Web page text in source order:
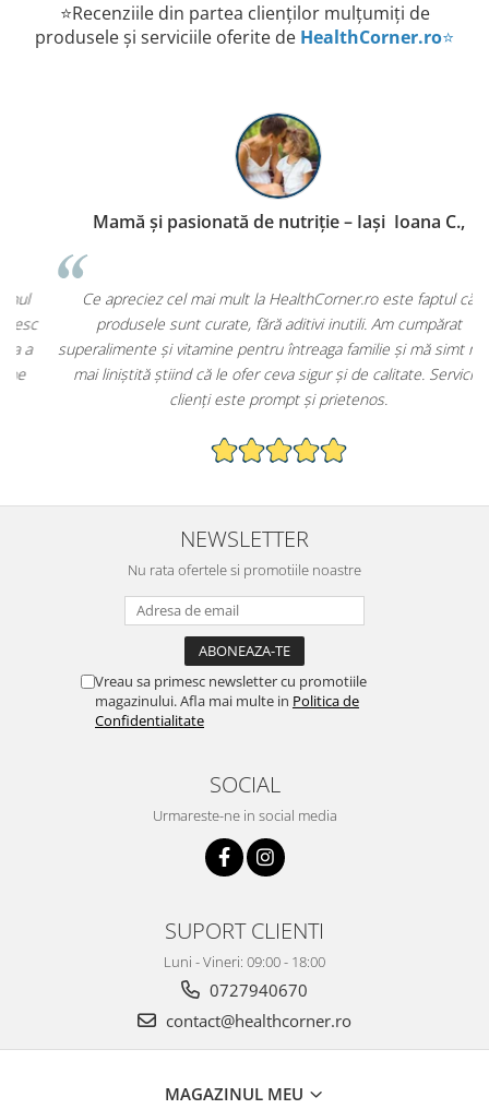
⭐Recenziile din partea clienților mulțumiți de
produsele și serviciile oferite de HealthCorner.ro⭐
Mamă și pasionată de nutriție – Iași Ioana C.,
Ce apreciez cel mai mult la HealthCorner.ro este faptul că
produsele sunt curate, fără aditivi inutili. Am cumpărat
superalimente și vitamine pentru întreaga familie și mă simt mult
mai liniștită știind că le ofer ceva sigur și de calitate. Serviciul
clienți este prompt și prietenos.
NEWSLETTER
Nu rata ofertele si promotiile noastre
Vreau sa primesc newsletter cu promotiile
magazinului. Afla mai multe in Politica de
Confidentialitate
SOCIAL
Urmareste-ne in social media
SUPORT CLIENTI
Luni - Vineri: 09:00 - 18:00
0727940670
contact@healthcorner.ro
MAGAZINUL MEU